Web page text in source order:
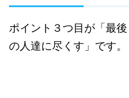
ポイント３つ目が「最
の人達に尽くす」です。